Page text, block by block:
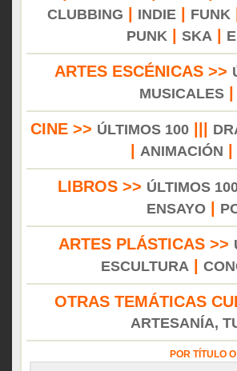
CLUBBING
INDIE| FUNK
PUNK
SKA
ARTES ESCÉNICAS >>
MUSICALES
CINE >> ÚLTIMOS 100|||
ANIMACIÓN
LIBROS >> ÚLTIMOS
ENSAYO|
ARTES PLÁSTICAS >>
ESCULTURA
OTRAS TEMÁTICAS
ARTESANÍA,
POR TÍTULO